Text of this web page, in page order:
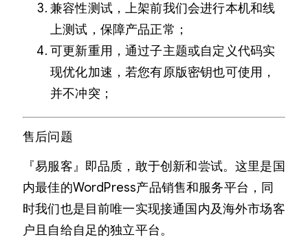
兼容性测试，上架前我们会进行本机和线
上测试，保障产品正常；
可更新重用，通过子主题或自定义代码实
现优化加速，若您有原版密钥也可使用，
并不冲突；
售后问题
『易服客』即品质，敢于创新和尝试。这里是国
内最佳的WordPress产品销售和服务平台，同
时我们也是目前唯一实现接通国内及海外市场客
户且自给自足的独立平台。